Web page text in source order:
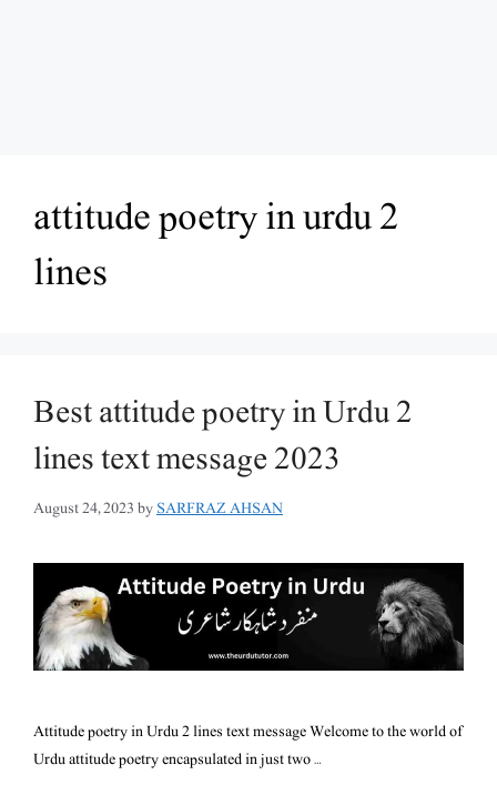
attitude poetry in urdu 2
lines
Best attitude poetry in Urdu 2
lines text message 2023
August 24, 2023bySARFRAZ AHSAN
Attitude poetry in Urdu 2 lines text message Welcome to the world of
Urdu attitude poetry encapsulated in just two …